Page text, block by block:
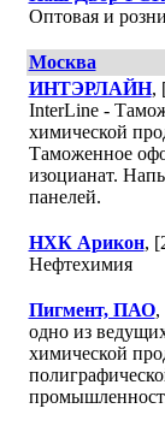
Оптовая и
Москва
ИНТЭРЛАЙН,
InterLine -
химической
Таможенное
изоцианат.
панелей.
НХК Арикон,
Нефтехимия
Пигмент, ПАО,
одно из
химической